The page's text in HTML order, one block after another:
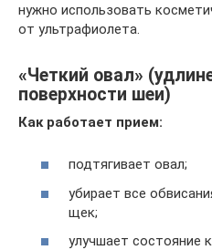
нужно использовать
от ультрафиолета.
«Четкий овал»
поверхности шеи)
Как работает прием:
подтягивает овал;
убирает все
щек;
улучшает состояние